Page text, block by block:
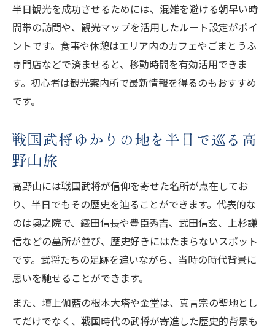
半日観光を成功させるためには、混雑を避ける朝早い時
間帯の訪問や、観光マップを活用したルート設定がポイ
ントです。食事や休憩はエリア内のカフェやごまとうふ
専門店などで済ませると、移動時間を有効活用できま
す。初心者は観光案内所で最新情報を得るのもおすすめ
です。
戦国武将ゆかりの地を半日で巡る高
野山旅
高野山には戦国武将が信仰を寄せた名所が点在してお
り、半日でもその歴史を辿ることができます。代表的な
のは奥之院で、織田信長や豊臣秀吉、武田信玄、上杉謙
信などの墓所が並び、歴史好きにはたまらないスポット
です。武将たちの足跡を追いながら、当時の時代背景に
思いを馳せることができます。
また、壇上伽藍の根本大塔や金堂は、真言宗の聖地とし
てだけでなく、戦国時代の武将が寄進した歴史的背景も